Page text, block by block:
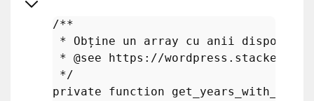
/**
* Obține un array cu anii
* @see https://
*/
private
function get_years_with_posts